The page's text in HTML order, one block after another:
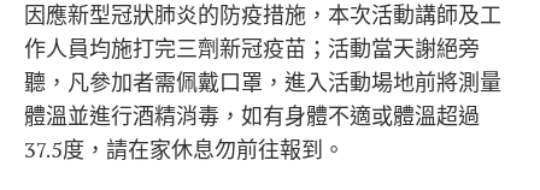
因應新型冠狀肺炎的防疫措施，本次活動講師及工
作人員均施打完三劑新冠疫苗；活動當天謝絕旁
聽，凡參加者需佩戴口罩，進入活動場地前將測量
體溫並進行酒精消毒，如有身體不適或體溫超過
37.5度，請在家休息勿前往報到。